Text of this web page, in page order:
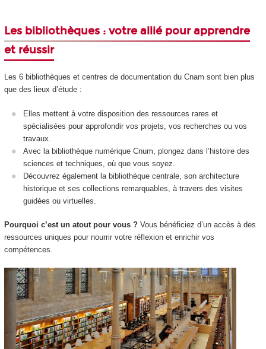
Les bibliothèques : votre allié pour apprendre
et réussir
Les 6 bibliothèques et centres de documentation du Cnam sont bien plus
que des lieux d’étude :
Elles mettent à votre disposition des ressources rares et
spécialisées pour approfondir vos projets, vos recherches ou vos
travaux.
Avec la bibliothèque numérique Cnum, plongez dans l’histoire des
sciences et techniques, où que vous soyez.
Découvrez également la bibliothèque centrale, son architecture
historique et ses collections remarquables, à travers des visites
guidées ou virtuelles.
Pourquoi c’est un atout pour vous ? Vous bénéficiez d’un accès à des
ressources uniques pour nourrir votre réflexion et enrichir vos
compétences.